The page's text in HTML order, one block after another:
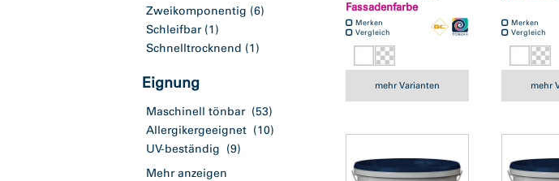
Zweikomponentig (6)
Schleifbar (1)
Schnelltrocknend (1)
Eignung
Maschinell tönbar (53)
Allergikergeeignet (10)
UV-beständig (9)
Mehr anzeigen
Fassadenfarbe
Merken
Vergleich
mehr Varianten
Merken
Vergleich
mehr